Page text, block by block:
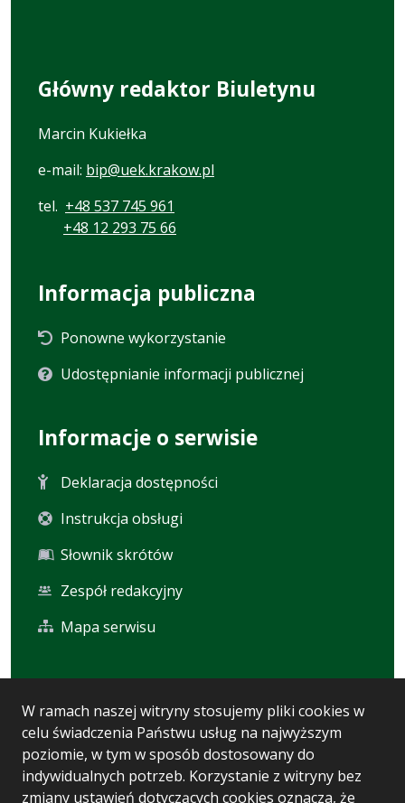
W ramach naszej witryny stosujemy pliki cookies w
celu świadczenia Państwu usług na najwyższym
poziomie, w tym w sposób dostosowany do
indywidualnych potrzeb. Korzystanie z witryny bez
zmiany ustawień dotyczących cookies oznacza, że
Główny redaktor Biuletynu
Marcin Kukiełka
e-mail: bip@uek.krakow.pl
tel. +48 537 745 961
+48 12 293 75 66
Informacja publiczna
Ponowne wykorzystanie
Udostępnianie informacji publicznej
Informacje o serwisie
Deklaracja dostępności
Instrukcja obsługi
Słownik skrótów
Zespół redakcyjny
Mapa serwisu
Statystyki oglądalności
Ostatnio dodane